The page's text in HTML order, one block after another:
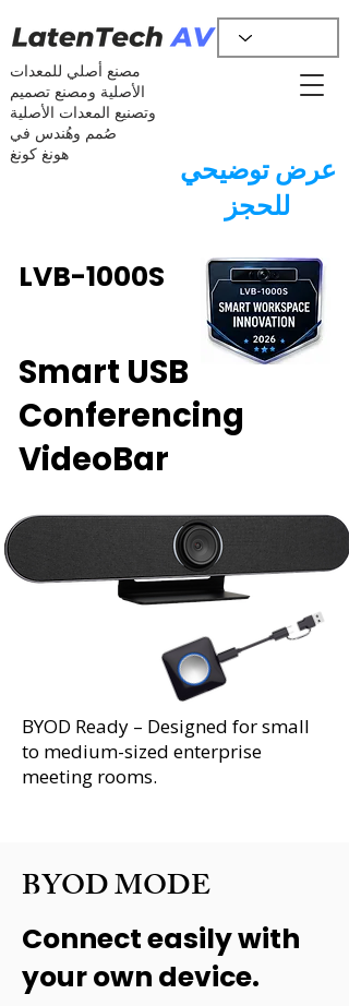
مصنع أصلي للمعدات
الأصلية ومصنع تصميم
وتصنيع المعدات الأصلية
صُمم وهُندس في
هونغ كونغ
عرض توضيحي
للحجز
LVB-1000S
Smart USB
Conferencing
VideoBar
BYOD Ready – Designed for small
to medium-sized enterprise
meeting rooms.
BYOD MODE
Connect easily with
your own device.